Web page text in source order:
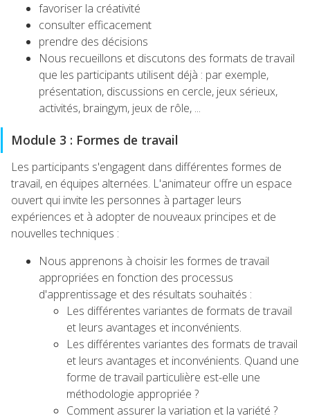
favoriser la créativité
consulter efficacement
prendre des décisions
Nous recueillons et discutons des formats de travail
que les participants utilisent déjà : par exemple,
présentation, discussions en cercle, jeux sérieux,
activités, braingym, jeux de rôle, ...
Module 3 : Formes de travail
Les participants s'engagent dans différentes formes de
travail, en équipes alternées. L'animateur offre un espace
ouvert qui invite les personnes à partager leurs
expériences et à adopter de nouveaux principes et de
nouvelles techniques :
Nous apprenons à choisir les formes de travail
appropriées en fonction des processus
d'apprentissage et des résultats souhaités :
Les différentes variantes de formats de travail
et leurs avantages et inconvénients.
Les différentes variantes des formats de travail
et leurs avantages et inconvénients. Quand une
forme de travail particulière est-elle une
méthodologie appropriée ?
Comment assurer la variation et la variété ?